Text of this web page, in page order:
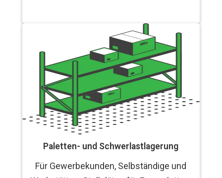
Paletten- und Schwerlastlagerung
Für Gewerbekunden, Selbständige und